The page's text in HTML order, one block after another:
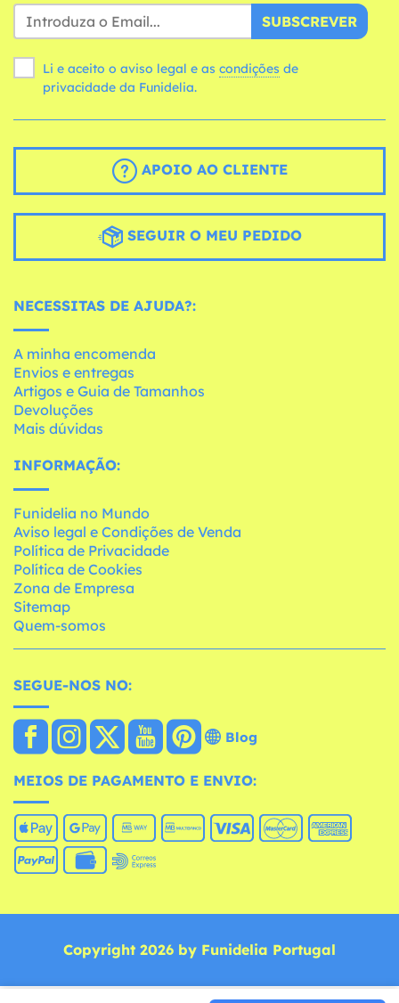
SUBSCREVER
Li e aceito o aviso legal e as condições
privacidade da Funidelia.
APOIO AO CLIENTE
SEGUIR O MEU PEDIDO
NECESSITAS DE AJUDA?:
A minha encomenda
Envios e entregas
Artigos e Guia de Tamanhos
Devoluções
Mais dúvidas
INFORMAÇÃO:
Funidelia no Mundo
Aviso legal e Condições de Venda
Política de Privacidade
Política de Cookies
Zona de Empresa
Sitemap
Quem-somos
SEGUE-NOS NO:
Blog
MEIOS DE PAGAMENTO E ENVIO:
Copyright 2026 by Funidelia Portugal